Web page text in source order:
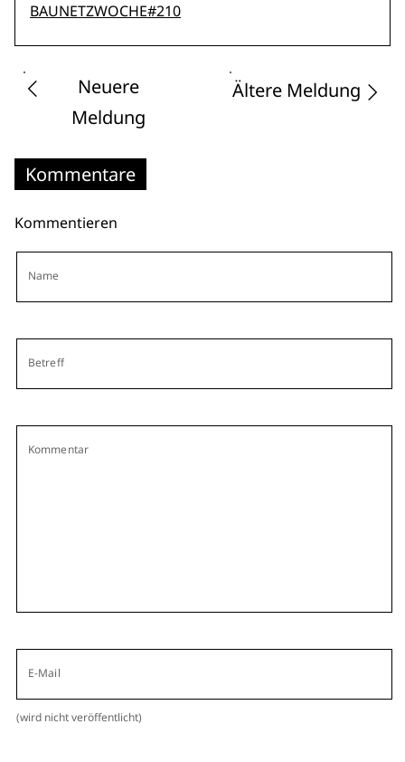
BAUNETZWOCHE#210
Neuere
Meldung
Ältere Meldung
Kommentare
Kommentieren
Name
Betreff
Kommentar
E-Mail
(wird nicht veröffentlicht)